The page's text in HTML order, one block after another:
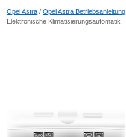
Opel Astra /Opel Astra Betriebsanleitung
Elektronische Klimatisierungsautomatik